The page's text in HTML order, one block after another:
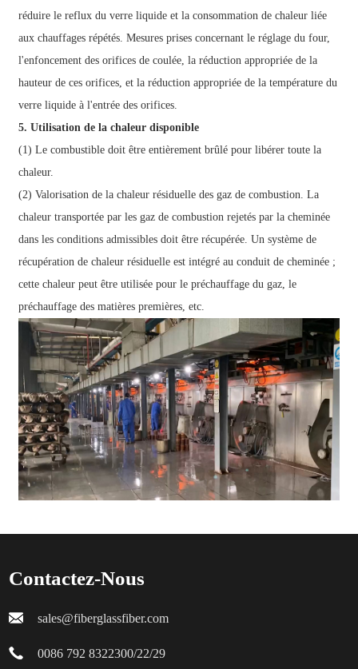
réduire le reflux du verre liquide et la consommation de chaleur liée
aux chauffages répétés. Mesures prises concernant le réglage du four,
l'enfoncement des orifices de coulée, la réduction appropriée de la
hauteur de ces orifices, et la réduction appropriée de la température du
verre liquide à l'entrée des orifices.
5. Utilisation de la chaleur disponible
(1) Le combustible doit être entièrement brûlé pour libérer toute la
chaleur.
(2) Valorisation de la chaleur résiduelle des gaz de combustion. La
chaleur transportée par les gaz de combustion rejetés par la cheminée
dans les conditions admissibles doit être récupérée. Un système de
récupération de chaleur résiduelle est intégré au conduit de cheminée ;
cette chaleur peut être utilisée pour le préchauffage du gaz, le
préchauffage des matières premières, etc.
Contactez-Nous
sales@fiberglassfiber.com
0086 792 8322300/22/29